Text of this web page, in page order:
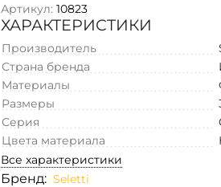
Артикул: 10823
ХАРАКТЕРИСТИКИ
Производитель
Страна бренда
Материалы
Размеры
Серия
Цвета материала
Все характеристики
Бренд: Seletti